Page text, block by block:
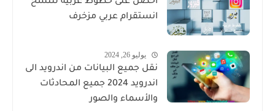
انستقرام عربي مزخرف
يوليو 26, 2024
نقل جميع البيانات من اندرويد الى
اندرويد 2024 جميع المحادثات
والأسماء والصور